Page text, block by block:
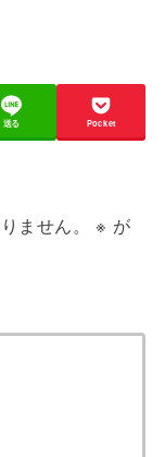
送る Pocket
ません。 ※ が